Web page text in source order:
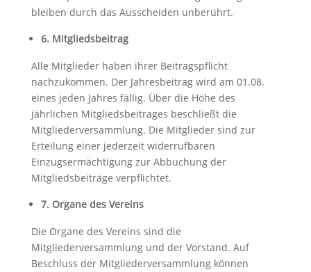
bleiben durch das Ausscheiden unberührt.
6. Mitgliedsbeitrag
Alle Mitglieder haben ihrer Beitragspflicht
nachzukommen. Der Jahresbeitrag wird am 01.08.
eines jeden Jahres fällig. Über die Höhe des
jährlichen Mitgliedsbeitrages beschließt die
Mitgliederversammlung. Die Mitglieder sind zur
Erteilung einer jederzeit widerrufbaren
Einzugsermächtigung zur Abbuchung der
Mitgliedsbeiträge verpflichtet.
7. Organe des Vereins
Die Organe des Vereins sind die
Mitgliederversammlung und der Vorstand. Auf
Beschluss der Mitgliederversammlung können